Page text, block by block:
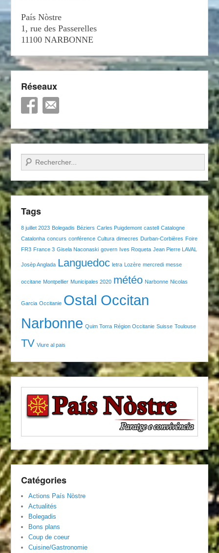
País Nòstre
1, rue des Passerelles
11100 NARBONNE
Réseaux
Recherche
Tags
8 juillet 2023 Bolegadis Béziers Carles Puigdemont castell Catalogne
Catalonha concurs conférence Cultura dimecres Durban-Corbières Foire
FR3 France 3 Gisela Naconaski govern Ives Roqueta Jean Pierre LAVAL
Josèp Anglada Languedoc letra Lozère mercredi messe
occitane Montpellier Municipales 2020 météo Narbonne Nicolas
Garcia Occitanie Ostal Occitan
Narbonne Quim Torra Région Occitanie Suisse Toulouse
TV Viure al pais
Catégories
Actions País Nòstre
Actualités
Bolegadis
Bons plans
Coup de coeur
Cuisine/Gastronomie